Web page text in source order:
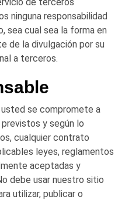
ninguna responsabilidad
sea cual sea la forma en
de la divulgación por su
a terceros.
se compromete a
y según lo
cualquier contrato
leyes, reglamentos
aceptadas y
debe usar nuestro sitio
utilizar, publicar o